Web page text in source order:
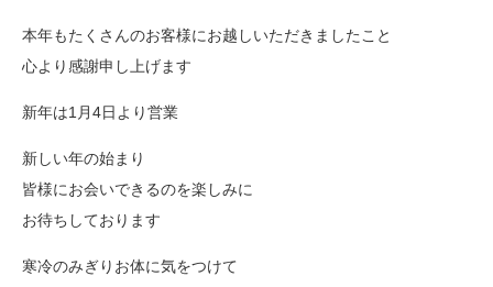
本年もたくさんのお客様にお越しいただきましたこと
心より感謝申し上げます
新年は1月4日より営業
新しい年の始まり
皆様にお会いできるのを楽しみに
お待ちしております
寒冷のみぎりお体に気をつけて